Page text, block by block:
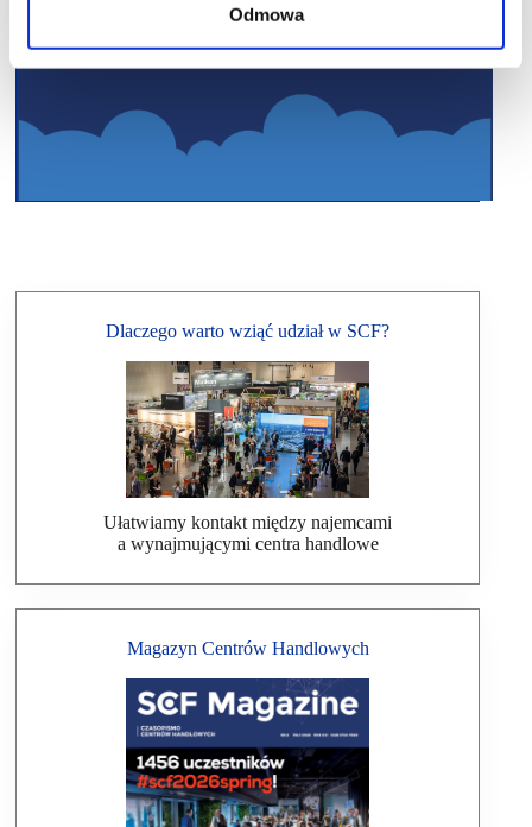
Odmowa
Dlaczego warto wziąć udział w SCF?
Ułatwiamy kontakt między najemcami
a wynajmującymi centra handlowe
Magazyn Centrów Handlowych